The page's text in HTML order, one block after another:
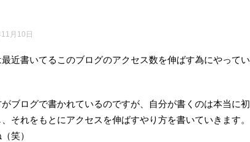
月10日
近書いてるこのブログのアクセス数を伸ばす為にやってい
ブログで書かれているのですが、自分が書くのは本当に初
それをもとにアクセスを伸ばすやり方を書いていきます。
笑）